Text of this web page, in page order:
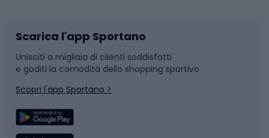
Bushcraft
Corsa
Sport di squadra
Slitte e slittini
Snowboard
Camminata nordica
Scarica l'app Sportano
Unisciti a migliaia di clienti soddisfatti
e goditi la comodità dello shopping sportivo
Scopri l'app Sportano >